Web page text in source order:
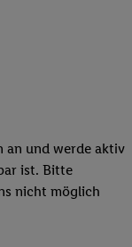
an und werde aktiv
ist. Bitte
nicht möglich